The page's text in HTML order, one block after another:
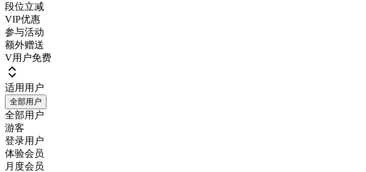
段位立减
VIP优惠
参与活动
额外赠送
V用户免费
适用用户
全部用户
全部用户
游客
登录用户
体验会员
月度会员